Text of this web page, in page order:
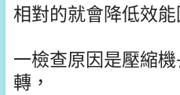
相對的就會降低效能
一檢查原因是壓縮
轉，